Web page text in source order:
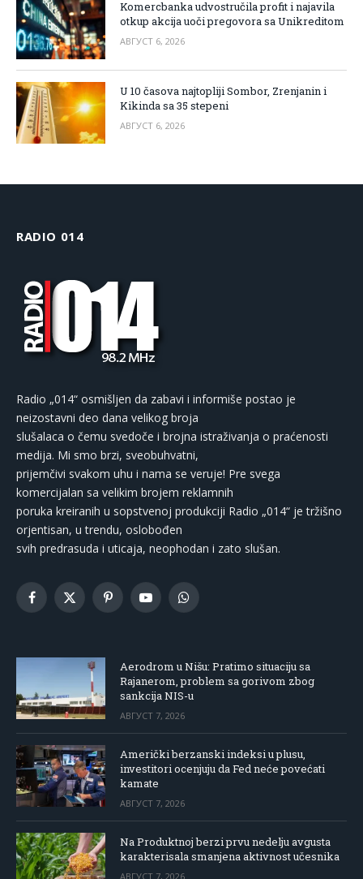
Komercbanka udvostručila profit i najavila
otkup akcija uoči pregovora sa Unikreditom
АВГУСТ 6, 2026
U 10 časova najtopliji Sombor, Zrenjanin i
Kikinda sa 35 stepeni
АВГУСТ 6, 2026
RADIO 014
Radio „014“ osmišljen da zabavi i informiše postao je
neizostavni deo dana velikog broja
slušalaca o čemu svedoče i brojna istraživanja o praćenosti
medija. Mi smo brzi, sveobuhvatni,
prijemčivi svakom uhu i nama se veruje! Pre svega
komercijalan sa velikim brojem reklamnih
poruka kreiranih u sopstvenoj produkciji Radio „014“ je tržišno
orjentisan, u trendu, oslobođen
svih predrasuda i uticaja, neophodan i zato slušan.
Facebook
X
PinterestYouTubeWhatsApp
Aerodrom u Nišu: Pratimo situaciju sa
Rajanerom, problem sa gorivom zbog
sankcija NIS-u
АВГУСТ 7, 2026
Američki berzanski indeksi u plusu,
investitori ocenjuju da Fed neće povećati
kamate
АВГУСТ 7, 2026
Na Produktnoj berzi prvu nedelju avgusta
karakterisala smanjena aktivnost učesnika
АВГУСТ 7, 2026